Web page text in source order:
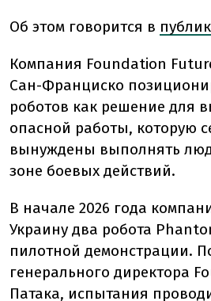
Об этом говорится в
Компания Foundation
Сан-Франциско
роботов как решение для
опасной работы, которую
вынуждены выполнять
зоне боевых действий.
В начале 2026 года
Украину два робота
пилотной демонстрации.
генерального директора
Патака, испытания